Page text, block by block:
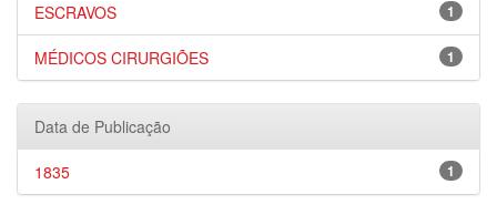
1
ESCRAVOS
1
MÉDICOS CIRURGIÕES
Data de Publicação
1
1835